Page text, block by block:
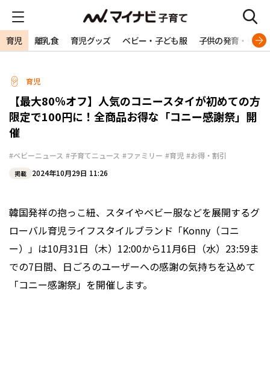
育児 離乳食 育児グッズ ベビー・子ども服 子供の発育・発達
育児
【最大80％オフ】人気のコニースタイが初めての方
限定で100円に！全商品お得な「コニー感謝祭」開
催
#ベビーニュース #子育てニュース #ファミリー #育児 #お得・割引
掲載 2024年10月29日 11:26
韓国発祥の抱っこ紐、スタイやベビー服などを展開するグ
ローバル育児ライフスタイルブランド「Konny（コニ
ー）」は10月31日（木）12:00から11月6日（水）23:59ま
での7日間、日ごろのユーザーへの感謝の気持ちを込めて
「コニー感謝祭」を開催します。